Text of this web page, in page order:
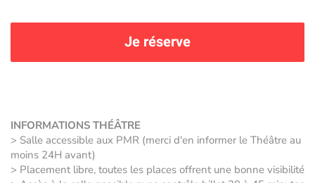
Je réserve
INFORMATIONS THÉÂTRE
> Salle accessible aux PMR (merci d'en informer le Théâtre au
moins 24H avant)
> Placement libre, toutes les places offrent une bonne visibilité